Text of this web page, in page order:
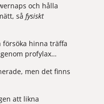
och hålla
så fysiskt
försöka hinna träffa
profylax…
men det finns
att likna